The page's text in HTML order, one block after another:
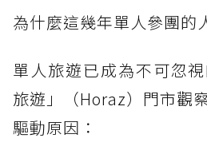
為什麼這幾年單人參團的
單人旅遊已成為不可忽
旅遊」（Horaz）門市觀
驅動原因：